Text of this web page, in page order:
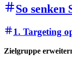
So senken
1. Targeting
Zielgruppe